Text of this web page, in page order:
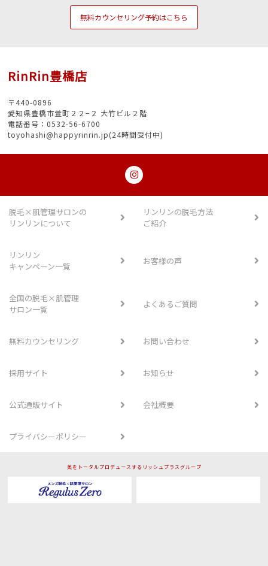
無料カウンセリング予約はこちら
RinRin豊橋店
〒440-0896
愛知県豊橋市萱町２２−２ 大竹ビル２階
電話番号：0532-56-6700
toyohashi@happyrinrin.jp(24時間受付中)
脱毛×肌管理サロンの
リンリンについて
リンリンの脱毛方法
ご紹介
リンリン
キャンペーン一覧
お客様の声
全国の脱毛×肌管理
サロン一覧
よくあるご質問
無料カウンセリング お問い合わせ
採用サイト お知らせ
公式通販サイト 会社概要
プライバシーポリシー
美をトータルプロデュースするリッシュプラスグループ